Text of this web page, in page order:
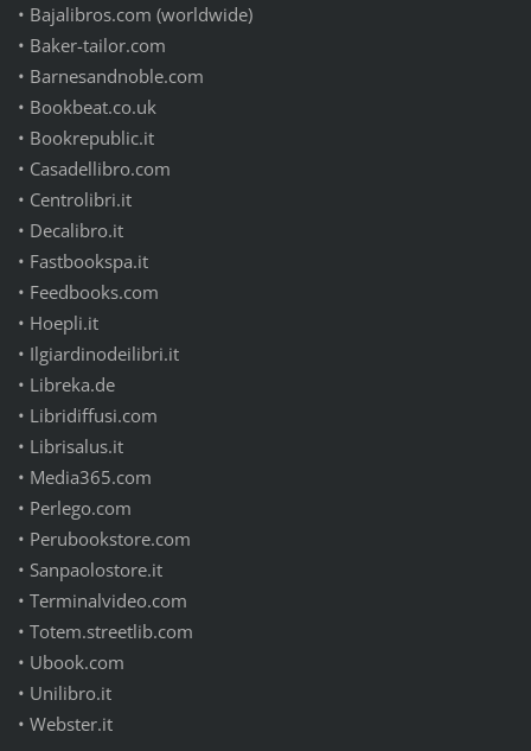
• Bajalibros.com (worldwide)
• Baker-tailor.com
• Barnesandnoble.com
• Bookbeat.co.uk
• Bookrepublic.it
• Casadellibro.com
• Centrolibri.it
• Decalibro.it
• Fastbookspa.it
• Feedbooks.com
• Hoepli.it
• Ilgiardinodeilibri.it
• Libreka.de
• Libridiffusi.com
• Librisalus.it
• Media365.com
• Perlego.com
• Perubookstore.com
• Sanpaolostore.it
• Terminalvideo.com
• Totem.streetlib.com
• Ubook.com
• Unilibro.it
• Webster.it